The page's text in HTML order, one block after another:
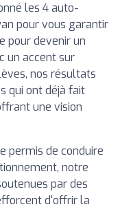
les 4 auto-
pour vous garantir
pour devenir un
un accent sur
nos résultats
qui ont déjà fait
une vision
permis de conduire
notre
par des
d'offrir la